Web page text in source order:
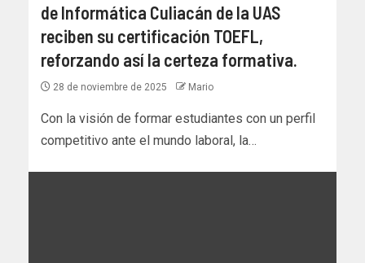
de Informática Culiacán de la UAS
reciben su certificación TOEFL,
reforzando así la certeza formativa.
28 de noviembre de 2025 Mario
Con la visión de formar estudiantes con un perfil
competitivo ante el mundo laboral, la…